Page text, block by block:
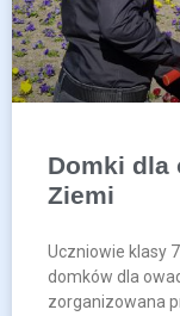
Domki dla
Ziemi
Uczniowie klasy
domków dla
zorganizowana